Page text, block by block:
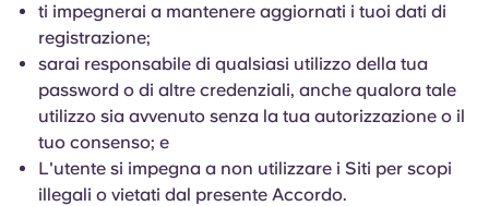
ti impegnerai a mantenere aggiornati i tuoi dati di
registrazione;
sarai responsabile di qualsiasi utilizzo della tua
password o di altre credenziali, anche qualora tale
utilizzo sia avvenuto senza la tua autorizzazione o il
tuo consenso; e
L'utente si impegna a non utilizzare i Siti per scopi
illegali o vietati dal presente Accordo.